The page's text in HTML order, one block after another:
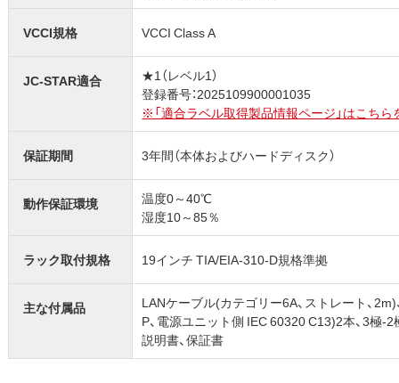
VCCI規格 VCCI Class A
JC-STAR適合
★1（レベル1）
登録番号：2025109900001035
※「適合ラベル取得製品情報ページ」はこちら
保証期間 3年間（本体およびハードディスク）
動作保証環境
温度0～40℃
湿度10～85％
ラック取付規格 19インチ TIA/EIA-310-D規格準拠
主な付属品
LANケーブル(カテゴリー6A、ストレート、
P、電源ユニット側 IEC 60320 C13)2本、3極-
説明書、保証書